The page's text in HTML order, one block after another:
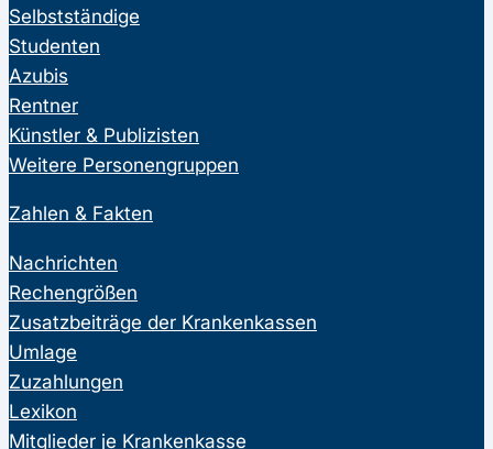
Selbstständige
Studenten
Azubis
Rentner
Künstler & Publizisten
Weitere Personengruppen
Zahlen & Fakten
Nachrichten
Rechengrößen
Zusatzbeiträge der Krankenkassen
Umlage
Zuzahlungen
Lexikon
Mitglieder je Krankenkasse